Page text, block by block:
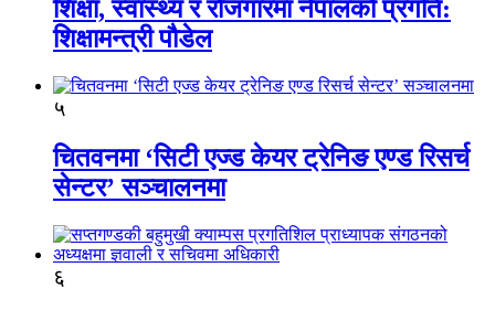
शिक्षा, स्वास्थ्य र रोजगारमा नेपालको प्रगति:
शिक्षामन्त्री पौडेल
५
चितवनमा ‘सिटी एज्ड केयर ट्रेनिङ एण्ड रिसर्च
सेन्टर’ सञ्चालनमा
६